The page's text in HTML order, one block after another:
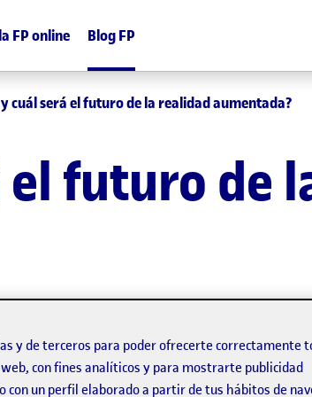
FP online Blog FP
y cuál será el futuro de la realidad aumentada?
el futuro de
y de terceros para poder ofrecerte correctamente
con fines analíticos y para mostrarte publicidad
con un perfil elaborado a partir de tus hábitos de